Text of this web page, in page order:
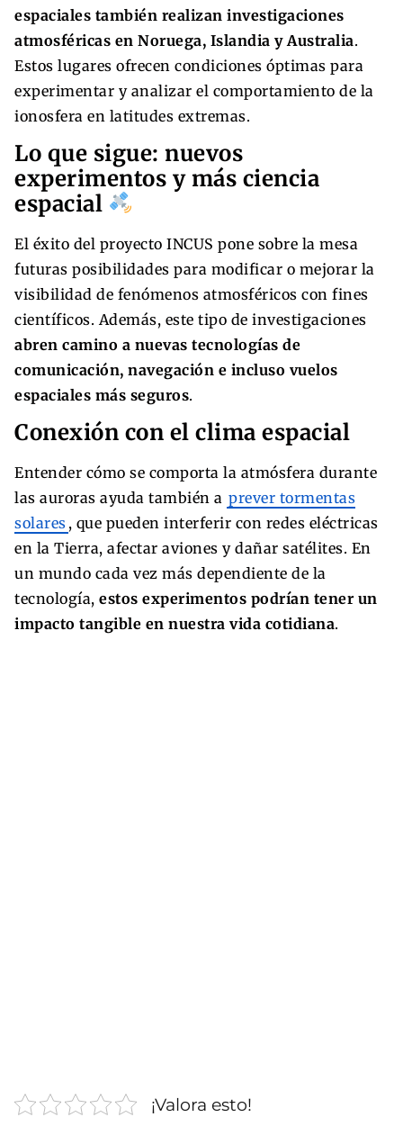
espaciales también realizan investigaciones
atmosféricas en Noruega, Islandia y Australia.
Estos lugares ofrecen condiciones óptimas para
experimentar y analizar el comportamiento de la
ionosfera en latitudes extremas.
Lo que sigue: nuevos
experimentos y más ciencia
espacial
El éxito del proyecto INCUS pone sobre la mesa
futuras posibilidades para modificar o mejorar la
visibilidad de fenómenos atmosféricos con fines
científicos. Además, este tipo de investigaciones
abren camino a nuevas tecnologías de
comunicación, navegación e incluso vuelos
espaciales más seguros.
Conexión con el clima espacial
Entender cómo se comporta la atmósfera durante
las auroras ayuda también a prever tormentas
solares , que pueden interferir con redes eléctricas
en la Tierra, afectar aviones y dañar satélites. En
un mundo cada vez más dependiente de la
tecnología, estos experimentos podrían tener un
impacto tangible en nuestra vida cotidiana.
¡Valora esto!